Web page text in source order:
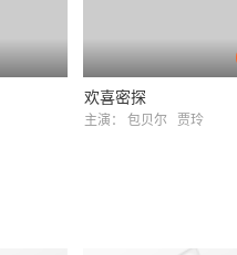
欢喜密探
主演： 包贝尔 贾玲